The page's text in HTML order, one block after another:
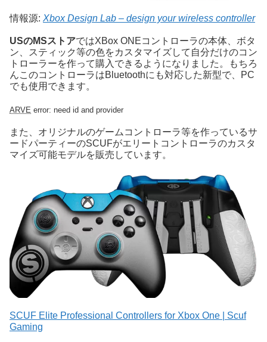
情報源: Xbox Design Lab – design your wireless controller
USのMSストアではXBox ONEコントローラの本体、ボタ
ン、スティック等の色をカスタマイズして自分だけのコン
トローラーを作って購入できるようになりました。もちろ
んこのコントローラはBluetoothにも対応した新型で、PC
でも使用できます。
ARVE error: need id and provider
また、オリジナルのゲームコントローラ等を作っているサ
ードパーティーのSCUFがエリートコントローラのカスタ
マイズ可能モデルを販売しています。
SCUF Elite Professional Controllers for Xbox One | Scuf
Gaming